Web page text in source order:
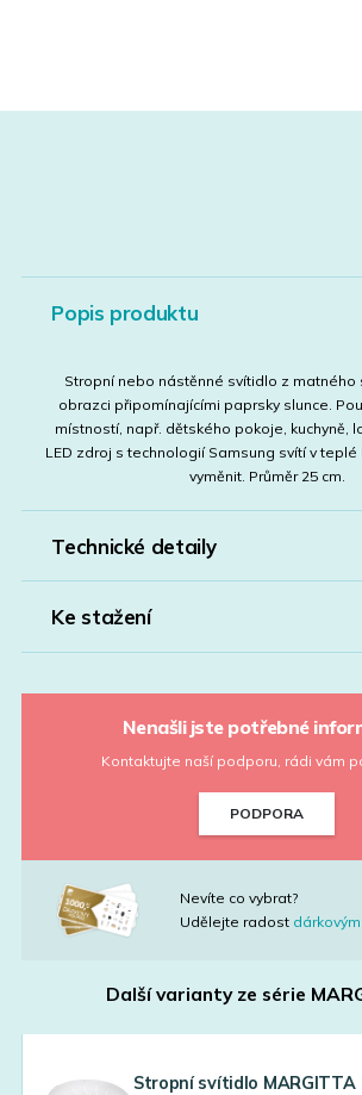
Popis produktu
Stropní nebo nástěnné svítidlo z matného
obrazci připomínajícími paprsky slunce.
místností, např. dětského pokoje, kuchyně,
LED zdroj s technologií Samsung svítí v
vyměnit. Průměr 25 cm.
Technické detaily
Ke stažení
Nenašli jste potřebné
Kontaktujte naší podporu, rádi vám
PODPORA
Nevíte co vybrat?
Udělejte radost
Další varianty ze série
Stropní svítidlo MARGITTA